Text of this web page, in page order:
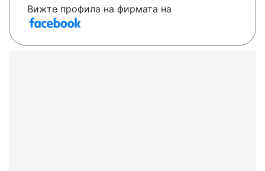
Вижте профила на фирмата на